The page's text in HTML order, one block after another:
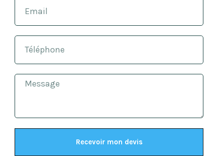
Recevoir mon devis